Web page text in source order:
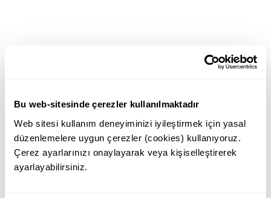
Bu web-sitesinde çerezler kullanılmaktadır
Web sitesi kullanım deneyiminizi iyileştirmek için yasal
düzenlemelere uygun çerezler (cookies) kullanıyoruz.
Çerez ayarlarınızı onaylayarak veya kişiselleştirerek
ayarlayabilirsiniz.